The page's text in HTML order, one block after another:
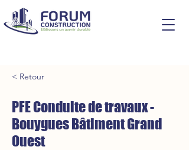
< Retour
PFE Conduite de travaux -
Bouygues Bâtiment Grand
Ouest